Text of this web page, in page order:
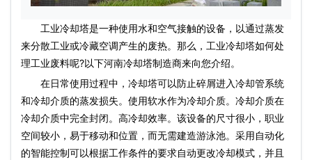
工业冷却塔是一种使用水和空气接触的设备，以通过蒸发
来分散工业或冷藏空调产生的废热。那么，工业冷却塔如何处
理工业废料呢?以下河南冷却塔制造商来向您介绍。
在日常使用过程中，冷却塔可以防止碎屑进入冷却管系统
和冷却介质的蒸发损失。使用软水作为冷却介质。冷却介质在
冷却介质中完全封闭。高冷却效率。该设备的尺寸很小，职业
空间较小，易于移动和位置，而无需建造游泳池。采用自动化
的智能控制可以根据工作条件的要求自动更改冷却模式，并且